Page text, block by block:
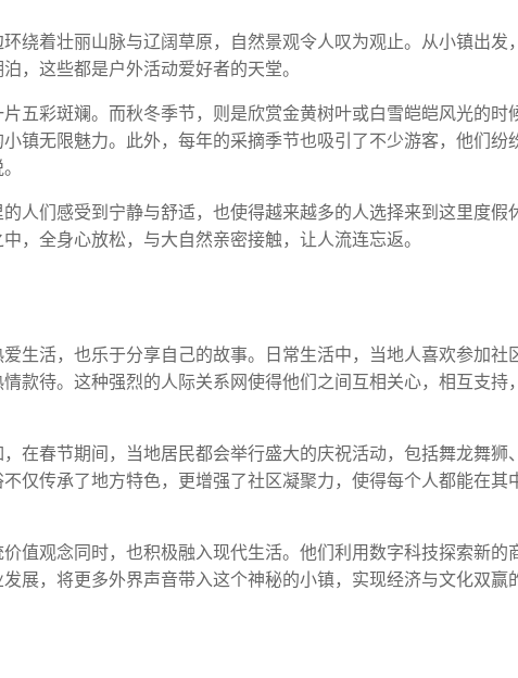
绕着壮丽山脉与辽阔草原，自然景观令人叹为观止。从小镇出发
，这些都是户外活动爱好者的天堂。
五彩斑斓。而秋冬季节，则是欣赏金黄树叶或白雪皑皑风光的时
镇无限魅力。此外，每年的采摘季节也吸引了不少游客，他们纷
人们感受到宁静与舒适，也使得越来越多的人选择来到这里度假
，全身心放松，与大自然亲密接触，让人流连忘返。
生活，也乐于分享自己的故事。日常生活中，当地人喜欢参加社
款待。这种强烈的人际关系网使得他们之间互相关心，相互支持
在春节期间，当地居民都会举行盛大的庆祝活动，包括舞龙舞狮
仅传承了地方特色，更增强了社区凝聚力，使得每个人都能在其
值观念同时，也积极融入现代生活。他们利用数字科技探索新的
展，将更多外界声音带入这个神秘的小镇，实现经济与文化双赢